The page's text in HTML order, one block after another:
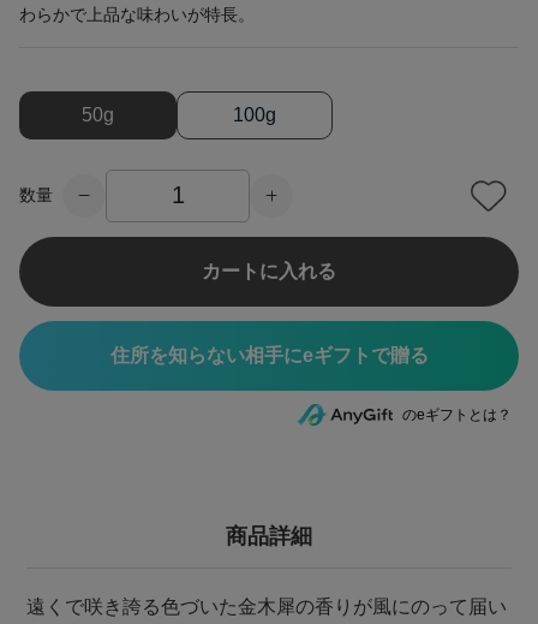
わらかで上品な味わいが特長。
50g 100g
数量
カートに入れる
住所を知らない相手にeギフトで贈る
のeギフトとは？
商品詳細
遠くで咲き誇る色づいた金木犀の香りが風にのって届い